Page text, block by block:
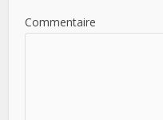
Commentaire